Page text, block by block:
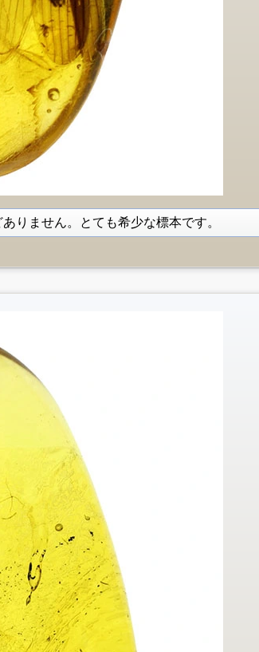
りません。とても希少な標本です。